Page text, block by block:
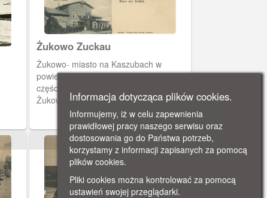
Żukowo Zuckau
Żukowo- miasto na Kaszubach w
powiecie kartuskim nad Radunią. W
części górnej widzimy panoramę
Żukowa z charakterystycznymi
obiektami: widzimy barokową kaplicę
cmentarną św. Jana Nepomucena,
kościół p.w. Wniebowzięcia NMP z XIV
wieku i kościół p.w. św. Jana Chrzciciela
odbudowany w 1604 przez norbertanki
po zniszczeniu w 1433 przez husytów.
W części dolnej hotel Aloysa Blocka.
ok. 1920
Informacja dotycząca plików cookies.
Informujemy, iż w celu zapewnienia
prawidłowej pracy naszego serwisu oraz
dostosowania go do Państwa potrzeb,
korzystamy z informacji zapisanych za pomocą
plików cookies.
Pliki cookies można kontrolować za pomocą
ustawień swojej przeglądarki.